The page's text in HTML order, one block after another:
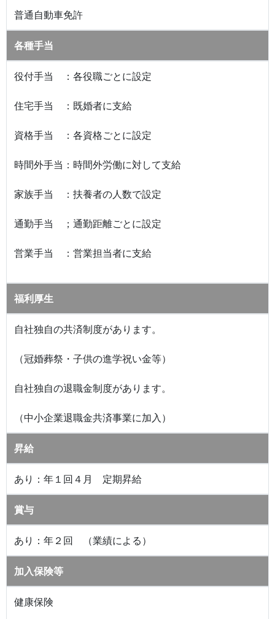
普通自動車免許
各種手当
役付手当 ：各役職ごとに設定
住宅手当 ：既婚者に支給
資格手当 ：各資格ごとに設定
時間外手当：時間外労働に対して支給
家族手当 ：扶養者の人数で設定
通勤手当 ；通勤距離ごとに設定
営業手当 ：営業担当者に支給
福利厚生
自社独自の共済制度があります。
（冠婚葬祭・子供の進学祝い金等）
自社独自の退職金制度があります。
（中小企業退職金共済事業に加入）
昇給
あり：年１回４月 定期昇給
賞与
あり：年２回 （業績による）
加入保険等
健康保険